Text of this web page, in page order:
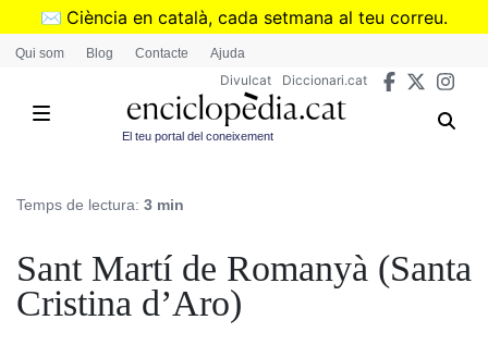
Vés
✉️ Ciència en català, cada setmana al teu correu.
➜Subscriu-te al butlletí de Divulcat
Qui som Blog Contacte Ajuda
Divulcat Diccionari.cat
El teu portal del coneixement
Temps de lectura: 3 min
Sant Martí de Romanyà (Santa
Cristina d’Aro)